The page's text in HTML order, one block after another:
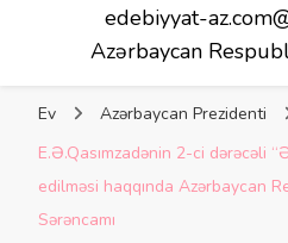
edebiyyat-
Azərbaycan
Ev
Azərbaycan Prezidenti
E.Ə.Qasımzadənin 2-ci dərəcəli
edilməsi haqqında Azərbaycan
Sərəncamı